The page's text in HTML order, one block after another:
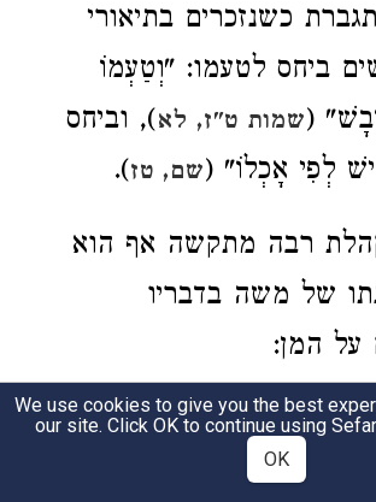
כשנזכרים בתיאורי
ביחס לטעמו: "וְטַעְמוֹ
(שמות ט"ז, לא), וביחס
לְפִי אָכְלוֹ" (שם, טז).
רבה מתקשה אף הוא
של משה בדבריו
על המן:
שאלון למנחם טלמיא...
) "ויענך וירעיבך"?
We use cookies to give you the best
our site. Click OK to continue using
OK